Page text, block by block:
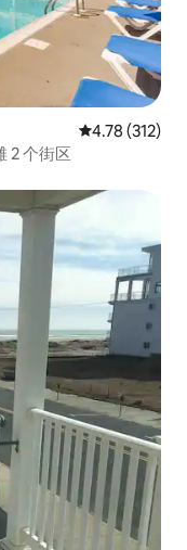
平均评分 4.78
4.78 (312)
2 个街区